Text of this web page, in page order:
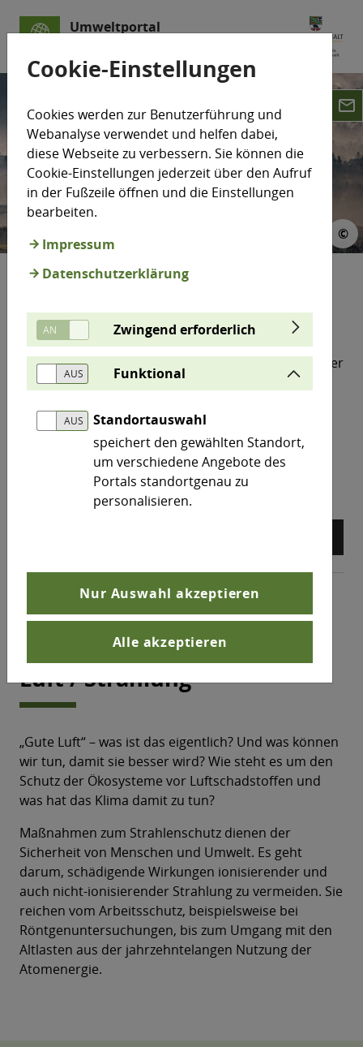
Umweltportal
fox17 stock.adobe ©
Luftreinhaltung/Umweltzonen
Die Luft in Sachsen-Anhalt ist heute deutlich
sauberer als zu Beginn der 1990er Jahre. Technischer
Fortschritt sowie die Einführung von Umweltzonen
beigetragen, dass die Schadstoffbelastungen
flächendeckend zurückgegangen sind.
Mehr erfahren
Luft / Strahlung
„Gute Luft“ – was ist das eigentlich? Und was können
wir tun, damit sie besser wird? Wie steht es um den
Schutz der Ökosysteme vor Luftschadstoffen und
was hat das Klima damit zu tun?
Maßnahmen zum Strahlenschutz dienen der
Sicherheit von Menschen und Umwelt. Es geht
darum, schädigende Wirkungen ionisierender und
auch nicht-ionisierender Strahlung zu vermeiden. Sie
reichen vom Arbeitsschutz, beispielsweise bei
Röntgenuntersuchungen, bis zum Umgang mit den
Altlasten aus der jahrzehntelangen Nutzung der
Atomenergie.
Cookie-Einstellungen
Cookies werden zur Benutzerführung und
Webanalyse verwendet und helfen dabei,
diese Webseite zu verbessern. Sie können die
Cookie-Einstellungen jederzeit über den Aufruf
in der Fußzeile öffnen und die Einstellungen
bearbeiten.
Impressum
Datenschutzerklärung
Zwingend erforderlich
Funktional
Standortauswahl
speichert den gewählten Standort,
um verschiedene Angebote des
Portals standortgenau zu
personalisieren.
Nur Auswahl akzeptieren
Alle akzeptieren
email